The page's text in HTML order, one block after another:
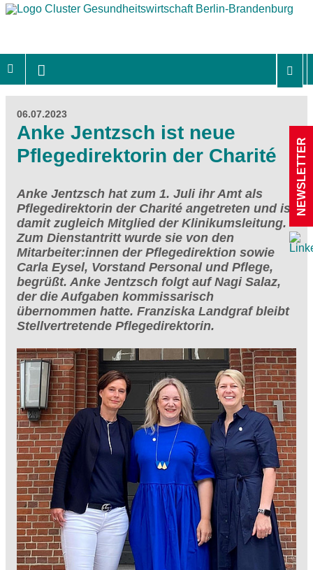
06.07.2023
Anke Jentzsch ist neue
Pflegedirektorin der Charité
Anke Jentzsch hat zum 1. Juli ihr Amt als
Pflegedirektorin der Charité angetreten und ist
damit zugleich Mitglied der Klinikumsleitung.
Zum Dienstantritt wurde sie von den
Mitarbeiter:innen der Pflegedirektion sowie
Carla Eysel, Vorstand Personal und Pflege,
begrüßt. Anke Jentzsch folgt auf Nagi Salaz,
der die Aufgaben kommissarisch
übernommen hatte. Franziska Landgraf bleibt
Stellvertretende Pflegedirektorin.
NEWSLETTER